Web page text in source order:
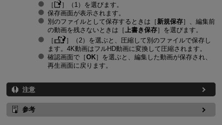
［
］（1）を選びます。
保存画面が表示されます。
別のファイルとして保存するときは［ 新規保存］、編集前
の動画を残さないときは［ 上書き保存］を選びます。
［
］（2）を選ぶと、圧縮して別のファイルで保存し
ます。4K動画はフルHD動画に変換して圧縮されます。
確認画面で［OK］を選ぶと、編集した動画が保存され、
再生画面に戻ります。
注意
参考